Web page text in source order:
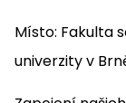
Místo: Fakulta
univerzity v